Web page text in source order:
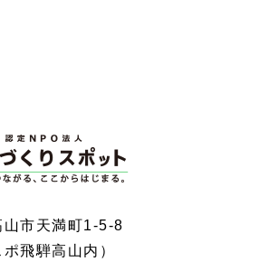
山市天満町1-5-8
ポ飛騨高山内）